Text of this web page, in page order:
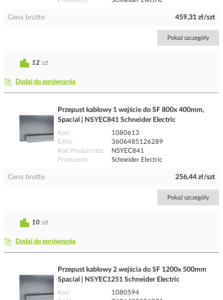
Cena brutto 459,31 zł/szt
Pokaż szczegóły
Dodaj do porównania
12 szt
Przepust kablowy 1 wejście do SF 800x 400mm,
Spacial | NSYEC841 Schneider Electric
Kod
1080613
EAN
3606485126289
Kod Producenta
NSYEC841
Producent
Schneider Electric
Cena brutto 256,44 zł/szt
Pokaż szczegóły
Dodaj do porównania
10 szt
Przepust kablowy 2 wejścia do SF 1200x 500mm
Spacial | NSYEC1251 Schneider Electric
Kod
1080594